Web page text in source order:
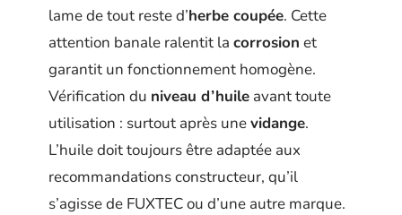
lame de tout reste d’herbe coupée. Cette
attention banale ralentit la corrosion et
garantit un fonctionnement homogène.
Vérification du niveau d’huile avant toute
utilisation : surtout après unevidange.
L’huile doit toujours être adaptée aux
recommandations constructeur, qu’il
s’agisse de FUXTEC ou d’une autre marque.